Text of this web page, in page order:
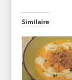
Similaire